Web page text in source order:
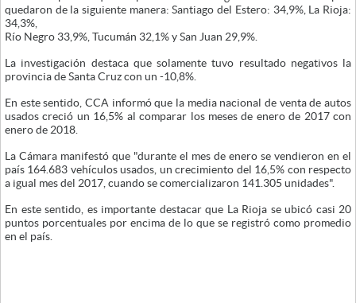
quedaron de la siguiente manera: Santiago del Estero: 34,9%, La Rioja:
34,3%,
Río Negro 33,9%, Tucumán 32,1% y San Juan 29,9%.
La investigación destaca que solamente tuvo resultado negativos la
provincia de Santa Cruz con un -10,8%.
En este sentido, CCA informó que la media nacional de venta de autos
usados creció un 16,5% al comparar los meses de enero de 2017 con
enero de 2018.
La Cámara manifestó que "durante el mes de enero se vendieron en el
país 164.683 vehículos usados, un crecimiento del 16,5% con respecto
a igual mes del 2017, cuando se comercializaron 141.305 unidades".
En este sentido, es importante destacar que La Rioja se ubicó casi 20
puntos porcentuales por encima de lo que se registró como promedio
en el país.